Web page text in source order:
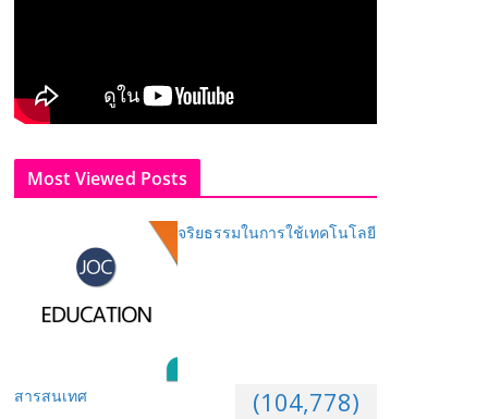
Most Viewed Posts
จริยธรรมในการใช้เทคโนโลยี
สารสนเทศ (104,778)